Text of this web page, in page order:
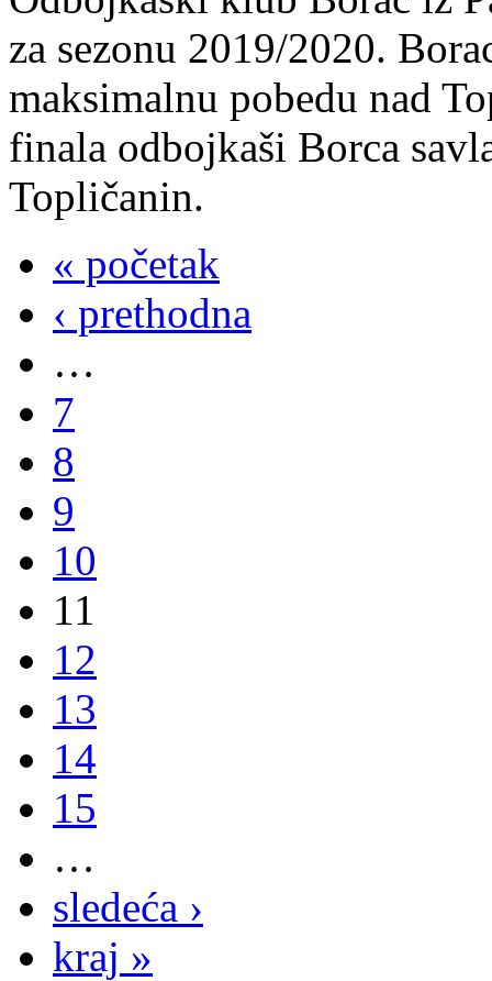
za sezonu 2019/2020.
maksimalnu pobedu nad
finala odbojkaši Borca
Topličanin.
« početak
‹ prethodna
…
7
8
9
10
11
12
13
14
15
…
sledeća ›
kraj »